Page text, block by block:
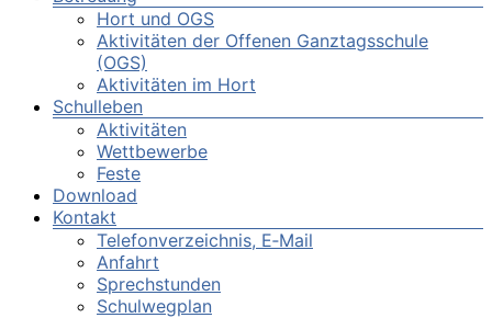
Hort und OGS
Aktivitäten der Offenen Ganztagsschule
(OGS)
Aktivitäten im Hort
Schulleben
Aktivitäten
Wettbewerbe
Feste
Download
Kontakt
Telefonverzeichnis, E‑Mail
Anfahrt
Sprechstunden
Schulwegplan